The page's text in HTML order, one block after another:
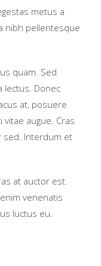
metus a
nibh pellentesque
quam. Sed
lectus. Donec
at, posuere
augue. Cras
sed. Interdum et
at auctor est.
venenatis
luctus eu.